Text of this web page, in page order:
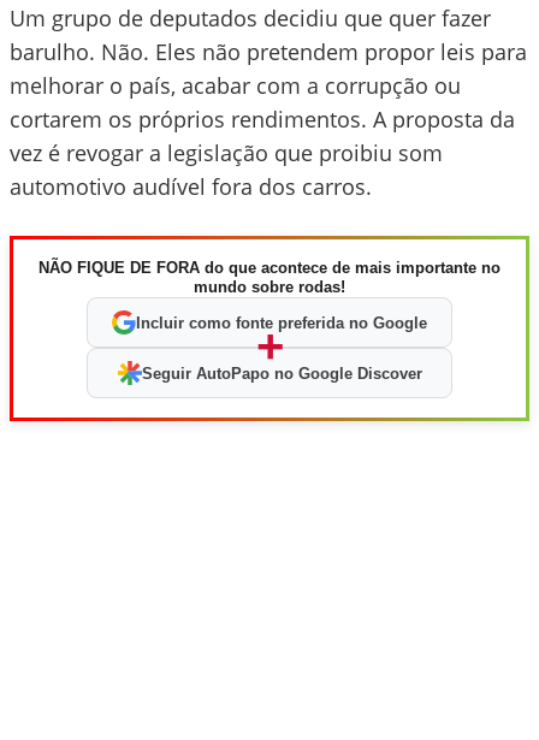
Um grupo de deputados decidiu que quer fazer
barulho. Não. Eles não pretendem propor leis para
melhorar o país, acabar com a corrupção ou
cortarem os próprios rendimentos. A proposta da
vez é revogar a legislação que proibiu som
automotivo audível fora dos carros.
NÃO FIQUE DE FORA do que acontece de mais importante no
mundo sobre rodas!
Incluir como fonte preferida no Google
+
Seguir AutoPapo no Google Discover